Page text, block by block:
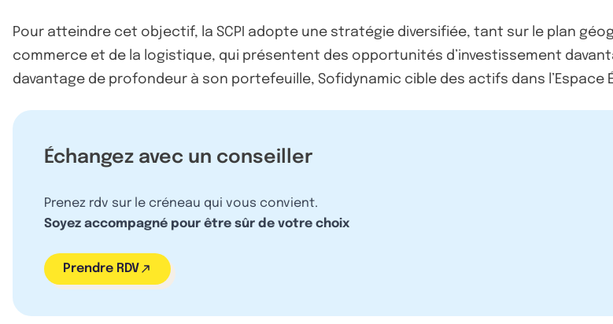
Pour atteindre cet objectif, la SCPI adopte une stratégie diversifiée, tant sur le plan
commerce et de la logistique, qui présentent des opportunités d’investissement
davantage de profondeur à son portefeuille, Sofidynamic cible des actifs dans l’Espace
Échangez avec un conseiller
Prenez rdv sur le créneau qui vous convient.
Soyez accompagné pour être sûr de votre choix
Prendre RDV